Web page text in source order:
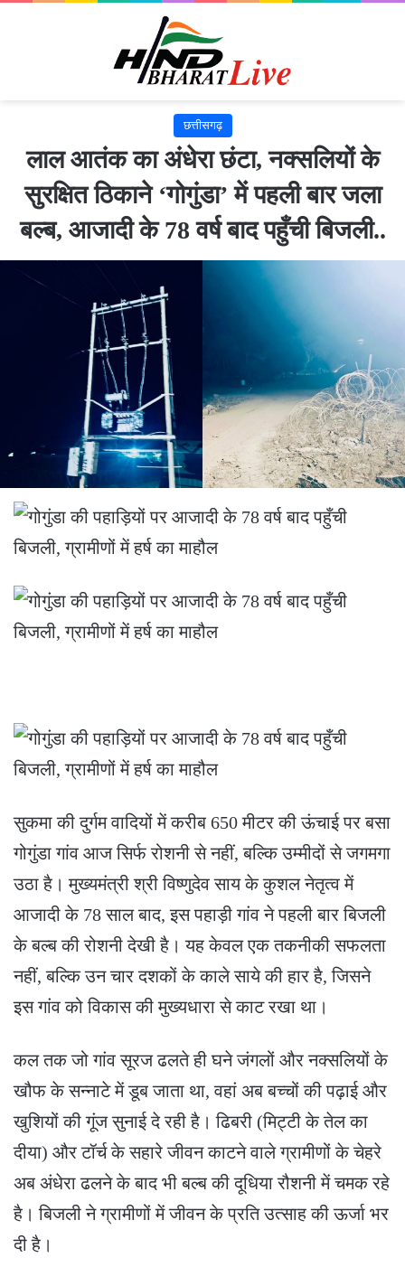
छत्तीसगढ़
लाल आतंक का अंधेरा छंटा, नक्सलियों के
सुरक्षित ठिकाने ‘गोगुंडा’ में पहली बार जला
बल्ब, आजादी के 78 वर्ष बाद पहुँची बिजली..
सुकमा की दुर्गम वादियों में करीब 650 मीटर की ऊंचाई पर बसा
गोगुंडा गांव आज सिर्फ रोशनी से नहीं, बल्कि उम्मीदों से जगमगा
उठा है। मुख्यमंत्री श्री विष्णुदेव साय के कुशल नेतृत्व में
आजादी के 78 साल बाद, इस पहाड़ी गांव ने पहली बार बिजली
के बल्ब की रोशनी देखी है। यह केवल एक तकनीकी सफलता
नहीं, बल्कि उन चार दशकों के काले साये की हार है, जिसने
इस गांव को विकास की मुख्यधारा से काट रखा था।
कल तक जो गांव सूरज ढलते ही घने जंगलों और नक्सलियों के
खौफ के सन्नाटे में डूब जाता था, वहां अब बच्चों की पढ़ाई और
खुशियों की गूंज सुनाई दे रही है। ढिबरी (मिट्टी के तेल का
दीया) और टॉर्च के सहारे जीवन काटने वाले ग्रामीणों के चेहरे
अब अंधेरा ढलने के बाद भी बल्ब की दूधिया रौशनी में चमक रहे
है। बिजली ने ग्रामीणों में जीवन के प्रति उत्साह की ऊर्जा भर
दी है।